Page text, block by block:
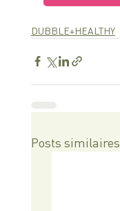
DUBBLE+HEALTHY
Posts similaires